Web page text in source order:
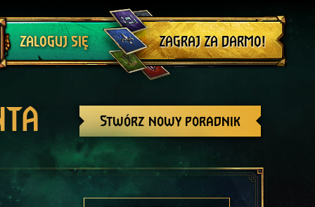
ZALOGUJ SIĘ
Wyloguj się
ZAGRAJ ZA DARMO!
Stwórz nowy poradnik